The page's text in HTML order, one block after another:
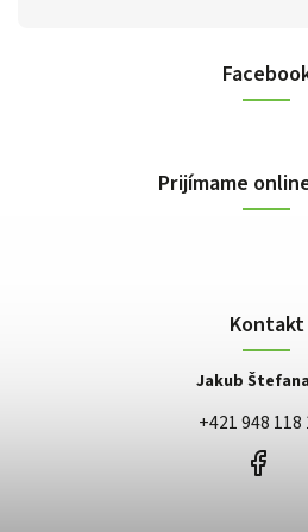
Prijímame
Kontakt
Jakub
+421 948 118